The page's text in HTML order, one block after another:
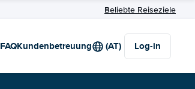
Beliebte Reiseziele
FAQKundenbetreuung (AT) Log-in